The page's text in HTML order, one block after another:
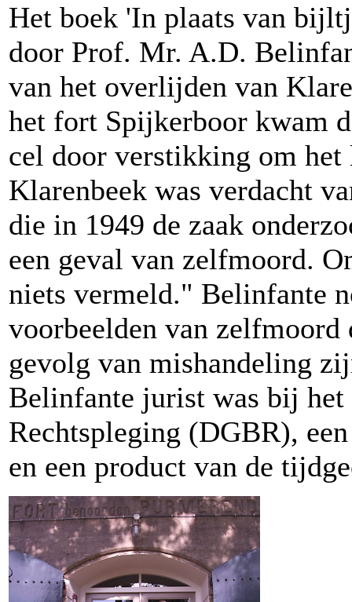
Het boek 'In plaats van
door Prof. Mr. A.D.
van het overlijden van
het fort Spijkerboor kwam
cel door verstikking om het
Klarenbeek was verdacht
die in 1949 de zaak
een geval van zelfmoord.
niets vermeld." Belinfante
voorbeelden van
gevolg van mishandeling
Belinfante jurist was bij
Rechtspleging (DGBR),
en een product van de